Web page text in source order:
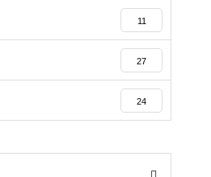
11
27
24